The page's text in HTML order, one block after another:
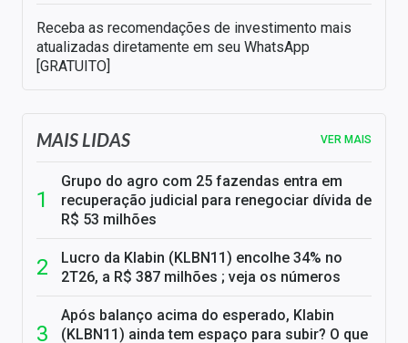
Receba as recomendações de investimento mais
atualizadas diretamente em seu WhatsApp
[GRATUITO]
MAIS LIDAS VER MAIS
Grupo do agro com 25 fazendas entra em
recuperação judicial para renegociar dívida de
R$ 53 milhões
Lucro da Klabin (KLBN11) encolhe 34% no
2T26, a R$ 387 milhões ; veja os números
Após balanço acima do esperado, Klabin
(KLBN11) ainda tem espaço para subir? O que